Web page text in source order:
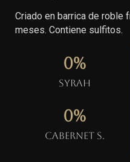
Criado en barrica de roble
meses. Contiene sulfitos.
Syrah
0%
Cabernet S.
0%